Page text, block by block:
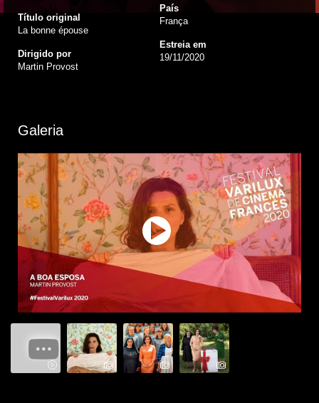
Título original
La bonne épouse
Dirigido por
Martin Provost
País
França
Estreia em
19/11/2020
Galeria